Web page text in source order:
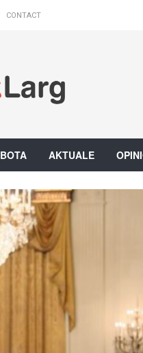
CONTACT
BOTA AKTUALE